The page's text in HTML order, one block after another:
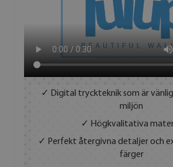
✓ Digital tryckteknik som är
miljön
✓ Högkvalitativa
✓ Perfekt återgivna detaljer och
färger